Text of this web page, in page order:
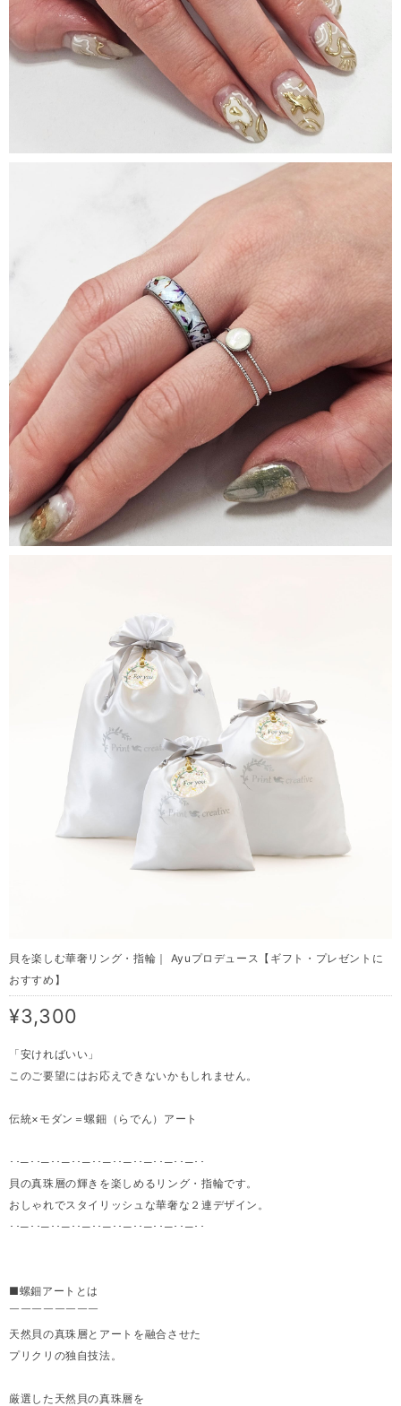
貝を楽しむ華奢リング・指輪｜ Ayuプロデュース【ギフト・プレゼントに
おすすめ】
¥3,300
「安ければいい」
このご要望にはお応えできないかもしれません。
伝統×モダン＝螺鈿（らでん）アート
･･─･･─･･─･･─･･─･･─･･─･･─･･─･･
貝の真珠層の輝きを楽しめるリング・指輪です。
おしゃれでスタイリッシュな華奢な２連デザイン。
･･─･･─･･─･･─･･─･･─･･─･･─･･─･･
■螺鈿アートとは
￣￣￣￣￣￣￣￣
天然貝の真珠層とアートを融合させた
プリクリの独自技法。
厳選した天然貝の真珠層を